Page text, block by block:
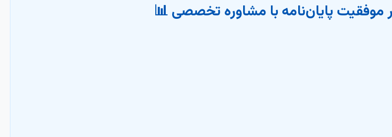
موفقیت پایان‌نامه با مشاوره تخصصی 📊